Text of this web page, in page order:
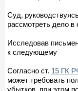
Суд,
рассмотреть дело в
Исследовав
к следующему
Согласно ст. 15 ГК
может требовать
убытков, при этом